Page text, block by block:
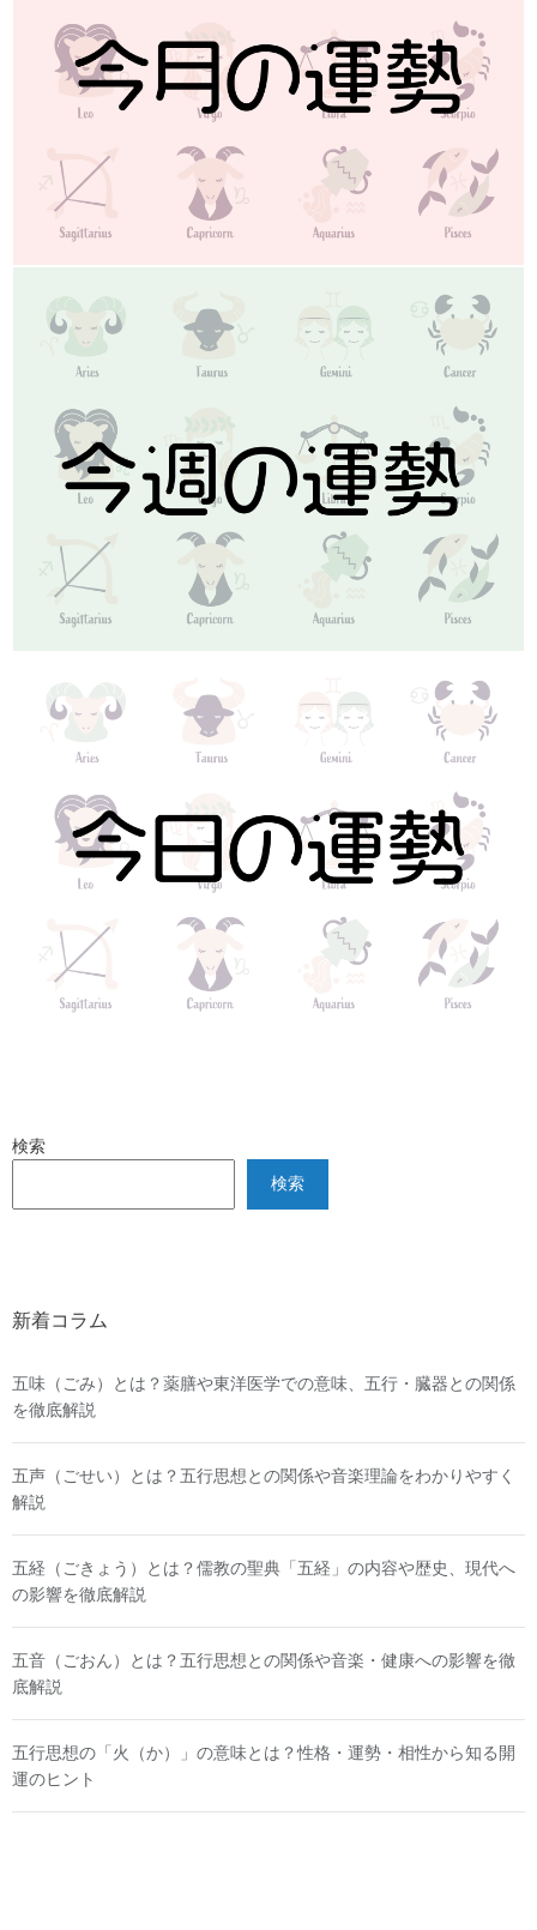
検索
検索
新着コラム
五味（ごみ）とは？薬膳や東洋医学での意味、五行・臓器との関係
を徹底解説
五声（ごせい）とは？五行思想との関係や音楽理論をわかりやすく
解説
五経（ごきょう）とは？儒教の聖典「五経」の内容や歴史、現代へ
の影響を徹底解説
五音（ごおん）とは？五行思想との関係や音楽・健康への影響を徹
底解説
五行思想の「火（か）」の意味とは？性格・運勢・相性から知る開
運のヒント